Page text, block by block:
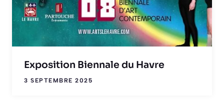
Exposition Biennale du Havre
3 SEPTEMBRE 2025